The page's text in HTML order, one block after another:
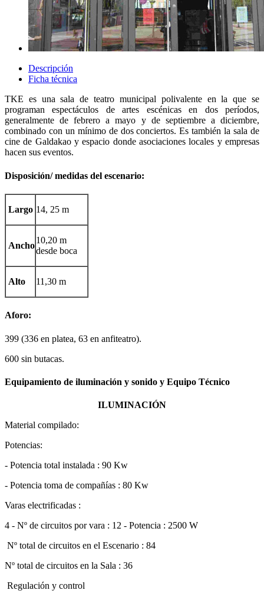
Descripción
Ficha técnica
TKE es una sala de teatro municipal polivalente en la que se
programan espectáculos de artes escénicas en dos períodos,
generalmente de febrero a mayo y de septiembre a diciembre,
combinado con un mínimo de dos conciertos. Es también la sala de
cine de Galdakao y espacio donde asociaciones locales y empresas
hacen sus eventos.
Disposición/ medidas del escenario:
Largo 14, 25 m
Ancho
10,20 m
desde boca
Alto 11,30 m
Aforo:
399 (336 en platea, 63 en anfiteatro).
600 sin butacas.
Equipamiento de iluminación y sonido y Equipo Técnico
ILUMINACIÓN
Material compilado:
Potencias:
- Potencia total instalada : 90 Kw
- Potencia toma de compañías : 80 Kw
Varas electrificadas :
4 - Nº de circuitos por vara : 12 - Potencia : 2500 W
Nº total de circuitos en el Escenario : 84
Nº total de circuitos en la Sala : 36
Regulación y control